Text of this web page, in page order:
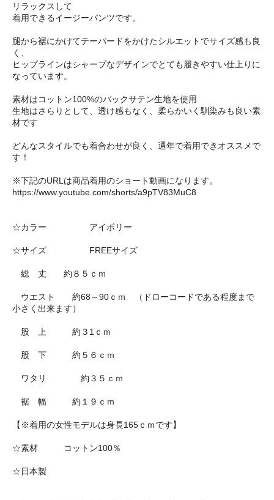
リラックスして
着用できるイージーパンツです。
腿から裾にかけてテーパードをかけたシルエットでサイズ感も良
く、
ヒップラインはシャープなデザインでとても履きやすい仕上りに
なっています。
素材はコットン100%のバックサテン生地を使用
生地はさらりとして、透け感もなく、柔らかいく馴染みも良い素
材です
どんなスタイルでも着合わせが良く、通年で着用できオススメで
す！
※下記のURLは商品着用のショート動画になります。
https://www.youtube.com/shorts/a9pTV83MuC8
☆カラー アイボリー
☆サイズ FREEサイズ
総 丈 約８５ｃｍ
ウエスト 約68～90ｃｍ （ドローコードである程度まで
小さく出来ます）
股 上 約３1ｃｍ
股 下 約５６ｃｍ
ワタリ 約３５ｃｍ
裾 幅 約１９ｃｍ
【※着用の女性モデルは身長165ｃｍです】
☆素材 コットン100％
☆日本製